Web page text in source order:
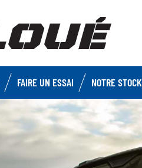
FAIRE UN ESSAI NOTRE STOCK